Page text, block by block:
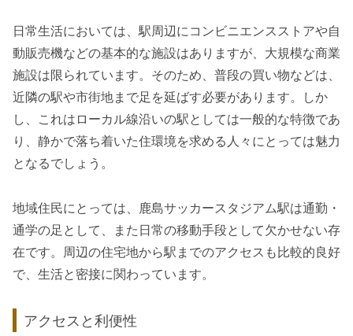
日常生活においては、駅周辺にコンビニエンスストアや自
動販売機などの基本的な施設はありますが、大規模な商業
施設は限られています。そのため、普段の買い物などは、
近隣の駅や市街地まで足を延ばす必要があります。しか
し、これはローカル線沿いの駅としては一般的な特徴であ
り、静かで落ち着いた住環境を求める人々にとっては魅力
となるでしょう。
地域住民にとっては、鹿島サッカースタジアム駅は通勤・
通学の足として、また日常の移動手段として欠かせない存
在です。周辺の住宅地から駅までのアクセスも比較的良好
で、生活と密接に関わっています。
アクセスと利便性